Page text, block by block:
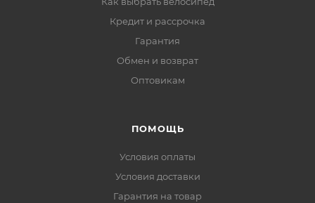
Кредит и рассрочка
Гарантия
Обмен и возврат
Оптовикам
ПОМОЩЬ
Условия оплаты
Условия доставки
Гарантия на товар